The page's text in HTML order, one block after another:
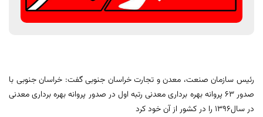
رئیس سازمان صنعت، معدن و تجارت خراسان جنوبی گفت: خراسان جنوبی با
صدور 63 پروانه بهره برداری معدنی رتبه اول در صدور پروانه بهره برداری معدنی
در سال1396 را در کشور از آن خود کرد